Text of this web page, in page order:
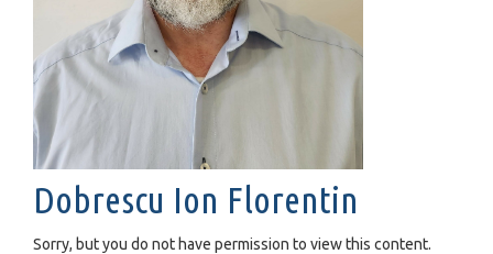
Dobrescu Ion Florentin
Sorry, but you do not have permission to view this content.